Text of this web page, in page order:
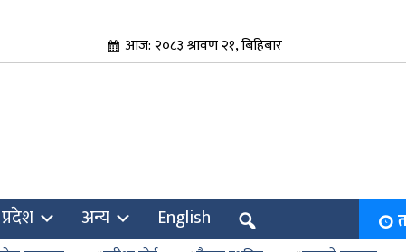
आज: २०८३ श्रावण २१, बिहिबार
प्रदेश अन्य English